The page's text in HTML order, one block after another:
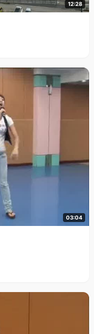
12:28
03:04